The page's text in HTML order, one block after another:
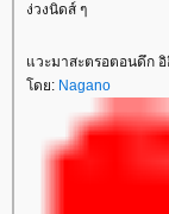
ง่วงนิดส์ ๆ
วะมาสะตรอตอนดึก อิ
ดย: Nagano